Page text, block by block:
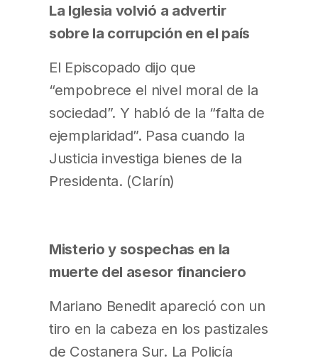
La Iglesia volvió a advertir
sobre la corrupción en el país
El Episcopado dijo que
“empobrece el nivel moral de la
sociedad”. Y habló de la “falta de
ejemplaridad”. Pasa cuando la
Justicia investiga bienes de la
Presidenta. (Clarín)
Misterio y sospechas en la
muerte del asesor financiero
Mariano Benedit apareció con un
tiro en la cabeza en los pastizales
de Costanera Sur. La Policía